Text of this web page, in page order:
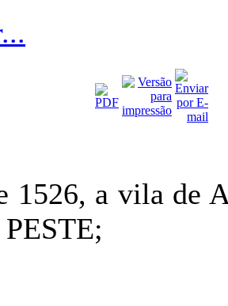
1526, a vila de